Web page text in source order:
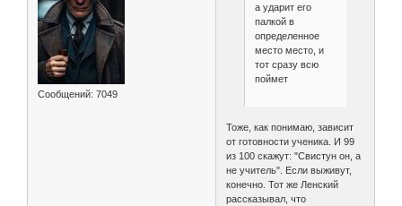
Сообщений: 7049
а ударит его
палкой в
определенное
место место, и
тот сразу всю
поймет
Тоже, как понимаю, зависит
от готовности ученика. И 99
из 100 скажут: "Свистун он, а
не учитель". Если выживут,
конечно. Тот же Ленский
рассказывал, что